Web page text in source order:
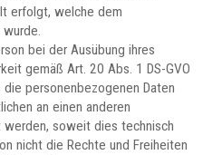
erfolgt, welche dem
bei der Ausübung ihres
gemäß Art. 20 Abs. 1 DS-GVO
personenbezogenen Daten
an einen anderen
soweit dies technisch
nicht die Rechte und Freiheiten